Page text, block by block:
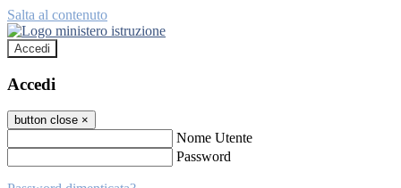
Salta al contenuto
Accedi
Accedi
button close ×
Nome Utente
Password